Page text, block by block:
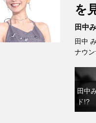
を
田中
田中
ナウン
田中
ド!?